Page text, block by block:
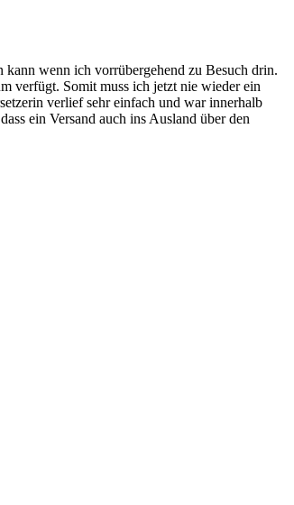
wenn ich vorrübergehend zu Besuch drin.
verfügt. Somit muss ich jetzt nie wieder ein
verlief sehr einfach und war innerhalb
ein Versand auch ins Ausland über den